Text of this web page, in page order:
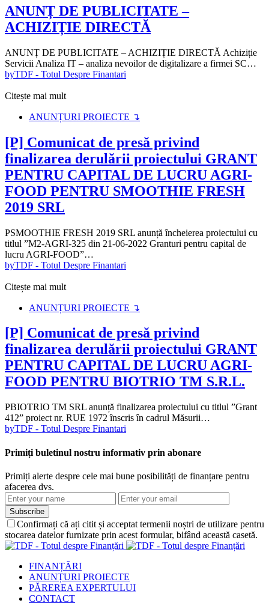
ANUNȚ DE PUBLICITATE –
ACHIZIȚIE DIRECTĂ
ANUNȚ DE PUBLICITATE – ACHIZIȚIE DIRECTĂ Achiziție
Servicii Analiza IT – analiza nevoilor de digitalizare a firmei SC…
byTDF - Totul Despre Finantari
Citește mai mult
ANUNȚURI PROIECTE ↴
[P] Comunicat de presă privind
finalizarea derulării proiectului GRANT
PENTRU CAPITAL DE LUCRU AGRI-
FOOD PENTRU SMOOTHIE FRESH
2019 SRL
PSMOOTHIE FRESH 2019 SRL anunță încheierea proiectului cu
titlul ”M2-AGRI-325 din 21-06-2022 Granturi pentru capital de
lucru AGRI-FOOD”…
byTDF - Totul Despre Finantari
Citește mai mult
ANUNȚURI PROIECTE ↴
[P] Comunicat de presă privind
finalizarea derulării proiectului GRANT
PENTRU CAPITAL DE LUCRU AGRI-
FOOD PENTRU BIOTRIO TM S.R.L.
PBIOTRIO TM SRL anunță finalizarea proiectului cu titlul ”Grant
412” proiect nr. RUE 1972 înscris în cadrul Măsurii…
byTDF - Totul Despre Finantari
Primiți buletinul nostru informativ prin abonare
Primiți alerte despre cele mai bune posibilități de finanțare pentru
afacerea dvs.
Subscribe
Confirmați că ați citit și acceptat termenii noștri de utilizare pentru
stocarea datelor furnizate prin acest formular, bifând această casetă.
FINANȚĂRI
ANUNȚURI PROIECTE
PĂREREA EXPERTULUI
CONTACT